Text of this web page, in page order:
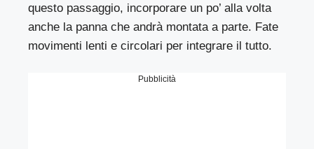
questo passaggio, incorporare un po’ alla volta
anche la panna che andrà montata a parte. Fate
movimenti lenti e circolari per integrare il tutto.
Pubblicità